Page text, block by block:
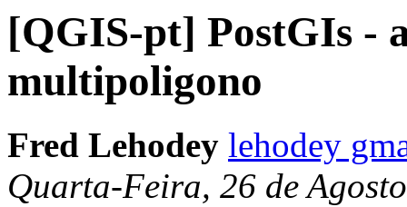
[QGIS-pt] PostGIs -
multipoligono
Fred Lehodey lehodey
Quarta-Feira, 26 de